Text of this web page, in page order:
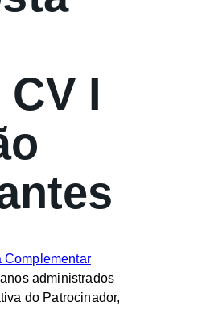
I
Complementar
administrados
do Patrocinador,